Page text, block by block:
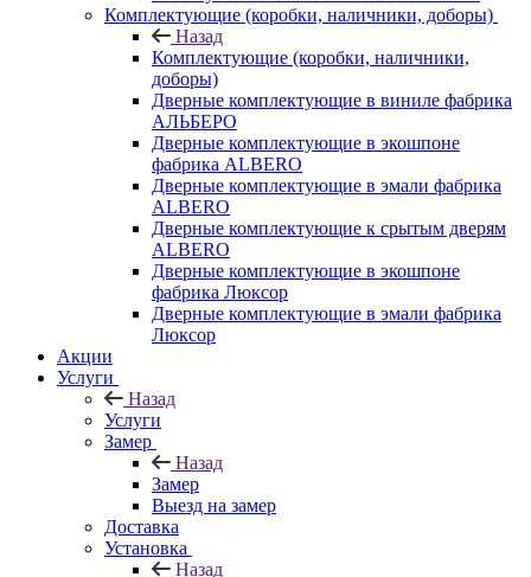
Комплектующие (коробки, наличники, доборы)
Назад
Комплектующие (коробки, наличники,
доборы)
Дверные комплектующие в виниле фабрика
АЛЬБЕРО
Дверные комплектующие в экошпоне
фабрика ALBERO
Дверные комплектующие в эмали фабрика
ALBERO
Дверные комплектующие к срытым дверям
ALBERO
Дверные комплектующие в экошпоне
фабрика Люксор
Дверные комплектующие в эмали фабрика
Люксор
Акции
Услуги
Назад
Услуги
Замер
Назад
Замер
Выезд на замер
Доставка
Установка
Назад